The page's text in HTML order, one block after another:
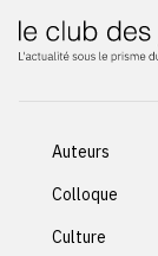
Auteurs
Colloque
Culture